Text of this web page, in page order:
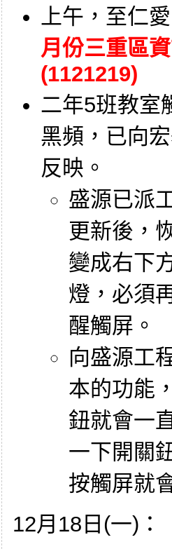
上午，至仁
月份三重區
(1121219)
二年5班教室
黑頻，已向
反映。
盛源已派
更新後，
變成右下
燈，必須
醒觸屏。
向盛源工
本的功能
鈕就會一
一下開關
按觸屏就
12月18日(一)：